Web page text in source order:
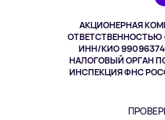
АКЦИОНЕРНАЯ
ОТВЕТСТВЕННОСТЬЮ
ИНН/КИО
НАЛОГОВЫЙ ОРГАН
ИНСПЕКЦИЯ ФНС
Здоровье питомцев
Одежда и аксессуары